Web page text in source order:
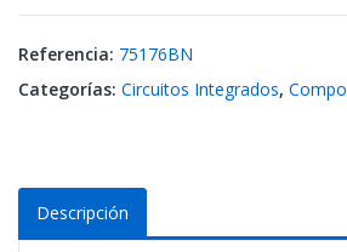
Referencia: 75176BN
Categorías: Circuitos Integrados,
Descripción